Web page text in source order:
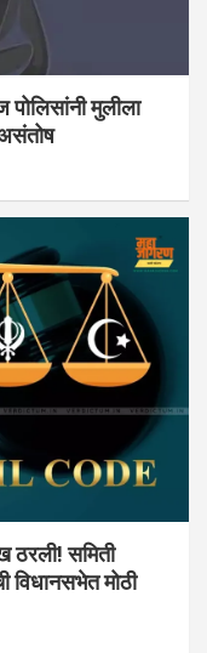
मुलीला
असंतोष
ठरली! समिती
विधानसभेत मोठी